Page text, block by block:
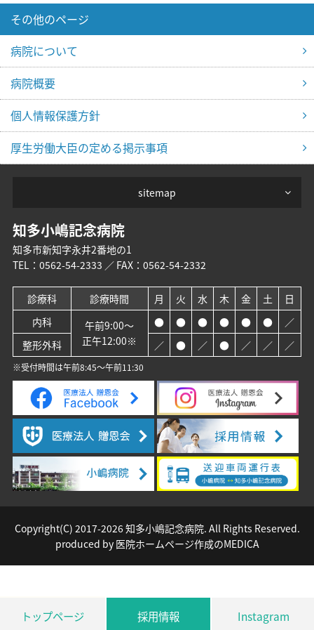
その他のページ
病院について
病院概要
個人情報保護方針
厚生労働大臣の定める掲示事項
sitemap
知多小嶋記念病院
知多市新知字永井2番地の1
TEL： 0562-54-2333 ／ FAX：0562-54-2332
診療科 診療時間 月 火 水 木 金 土
日
内科
午前9:00～
正午12:00※
● ● ● ● ● ●
／
整形外科
／ ● ／ ● ／ ／ ／
※受付時間は午前8:45～午前11:30
Copyright(C) 2017-2026 知多小嶋記念病院. All Rights Reserved.
produced by 医院ホームページ作成のMEDICA
トップページ 採用情報 Instagram